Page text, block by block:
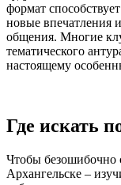
формат
новые впечатления
общения. Многие
тематического
настоящему
Где искать
Чтобы безошибочно
Архангельске –